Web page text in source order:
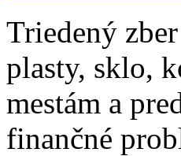
Triedený
plasty, sklo,
mestám a
finančné